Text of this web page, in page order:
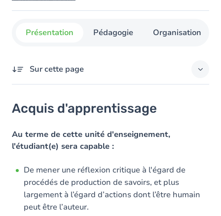
Présentation Pédagogie Organisation
Sur cette page
Objectifs
Contenu
Table des matières
Exercices
Acquis d'apprentissage
Au terme de cette unité d'enseignement,
l'étudiant(e) sera capable :
De mener une réflexion critique à l'égard de
procédés de production de savoirs, et plus
largement à l’égard d’actions dont l’être humain
peut être l’auteur.